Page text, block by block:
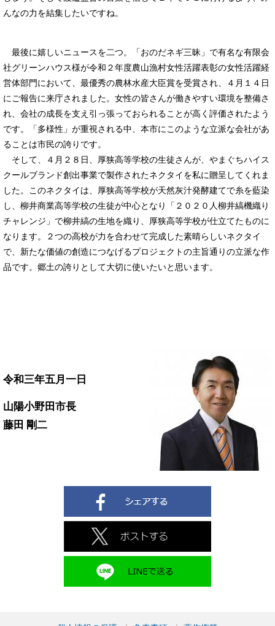
んなの力を結集したいですね。
最後に嬉しいニュースを二つ。「おのだネギ三昧」で有名な有限会
社グリーンハウス様が令和２年度農山漁村女性活躍表彰の女性活躍経
営体部門において、最優秀の農林水産大臣賞を受賞され、４月１４日
にご報告に来庁されました。女性の皆さんが働きやすい環境を整備さ
れ、会社の成長を支え引っ張っておられることが高く評価されたよう
です。「多様性」が重視される中、本市にこのような立派な会社があ
ることは市民の誇りです。
そして、４月２８日、厚狭高等学校の生徒さんが、やまぐちハイス
クールブランド創出事業で製作されたネクタイを私に贈呈してくれま
した。このネクタイは、厚狭高等学校が天然灰汁発酵建てで糸を藍染
し、柳井商業高等学校の生徒が中心となり「２０２０人柳井縞機織り
チャレンジ」で柳井縞の生地を織り、厚狭高等学校が仕立てたものに
なります。２つの高校が力を合わせて完成した素晴らしいネクタイ
で、新たな価値の創造につなげるプロジェクトの主旨通りの立派な作
品です。郷土の誇りとして大切に使いたいと思います。
令和三年五月一日
山陽小野田市長
藤田 剛二